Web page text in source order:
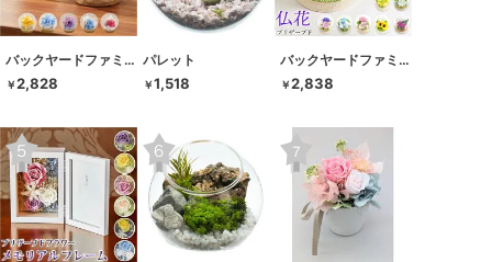
バックヤードファミリー
￥2,828
パレット
￥1,518
バックヤードファミリー
￥2,838